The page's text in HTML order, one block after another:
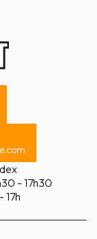
- 17h30
17h